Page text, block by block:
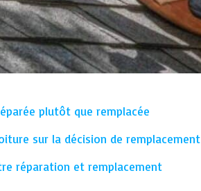
plutôt que remplacée
sur la décision de remplacement
réparation et remplacement